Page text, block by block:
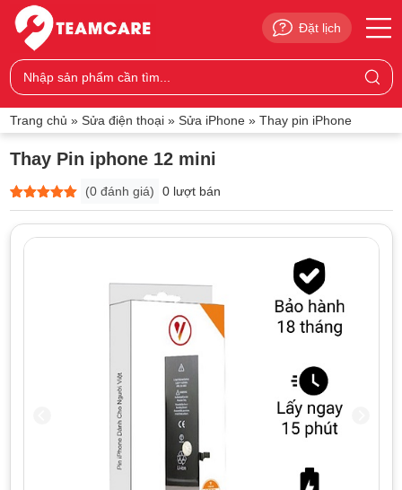
Đặt lịch
Trang chủ » Sửa điện thoại» Sửa iPhone» Thay pin iPhone
Thay Pin iphone 12 mini
5trên 5
dựa trên
0
đánh giá
(0 đánh giá) 0 lượt bán